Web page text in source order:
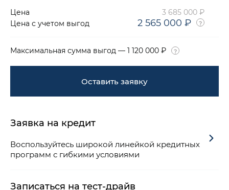
Цена
3 685 000 ₽
Цена с учетом выгод
2 565 000 ₽
Максимальная сумма выгод — 1 120 000 ₽
Оставить заявку
Заявка на кредит
Воспользуйтесь широкой линейкой кредитных
программ с гибкими условиями
Записаться на тест-драйв